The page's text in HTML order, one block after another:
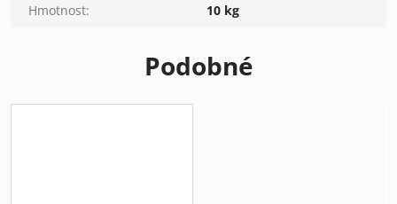
Hmotnost: 10 kg
Podobné